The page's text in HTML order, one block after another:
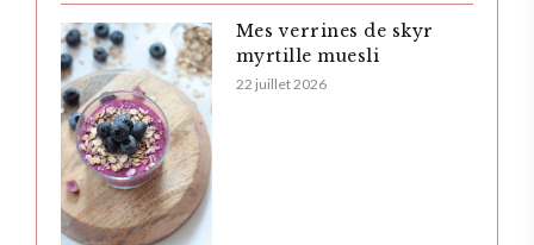
Mes verrines de skyr
myrtille muesli
22 juillet 2026